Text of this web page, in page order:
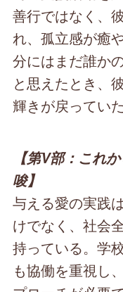
善行ではなく、
れ、孤立感が癒
分にはまだ誰か
と思えたとき、
輝きが戻っていた
【第V部：これ
唆】
与える愛の実践
けでなく、社会
持っている。学
も協働を重視し